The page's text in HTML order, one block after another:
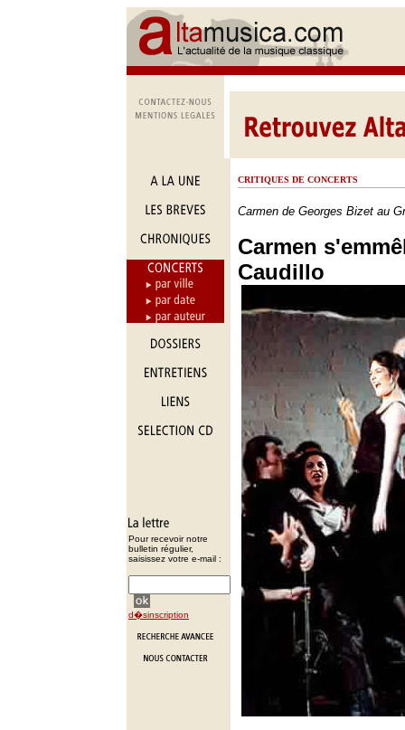
Pour recevoir notre
bulletin régulier,
saisissez votre e-mail :
d�sinscription
CRITIQUES DE CONCERTS
Carmen de Georges Bizet au
Carmen
Caudillo